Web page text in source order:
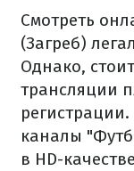
Смотреть
(Загреб)
Однако,
трансляции
каналы
в HD-